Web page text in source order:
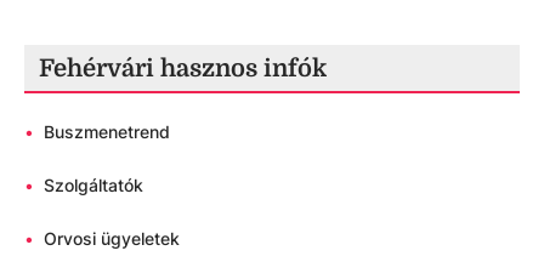
Fehérvári hasznos infók
• Buszmenetrend
• Szolgáltatók
• Orvosi ügyeletek